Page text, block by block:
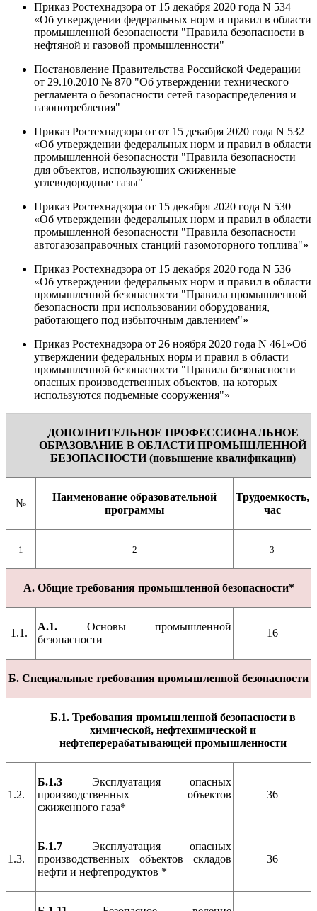
Приказ Ростехнадзора от 15 декабря 2020 года N 534
«Об утверждении федеральных норм и правил в области
промышленной безопасности "Правила безопасности в
нефтяной и газовой промышленности"
Постановление Правительства Российской Федерации
от 29.10.2010 № 870 "Об утверждении технического
регламента о безопасности сетей газораспределения и
газопотребления"
Приказ Ростехнадзора от от 15 декабря 2020 года N 532
«Об утверждении федеральных норм и правил в области
промышленной безопасности "Правила безопасности
для объектов, использующих сжиженные
углеводородные газы"
Приказ Ростехнадзора от 15 декабря 2020 года N 530
«Об утверждении федеральных норм и правил в области
промышленной безопасности "Правила безопасности
автогазозаправочных станций газомоторного топлива"»
Приказ Ростехнадзора от 15 декабря 2020 года N 536
«Об утверждении федеральных норм и правил в области
промышленной безопасности "Правила промышленной
безопасности при использовании оборудования,
работающего под избыточным давлением"»
Приказ Ростехнадзора от 26 ноября 2020 года N 461»Об
утверждении федеральных норм и правил в области
промышленной безопасности "Правила безопасности
опасных производственных объектов, на которых
используются подъемные сооружения"»
ДОПОЛНИТЕЛЬНОЕ ПРОФЕССИОНАЛЬНОЕ
ОБРАЗОВАНИЕ В ОБЛАСТИ ПРОМЫШЛЕННОЙ
БЕЗОПАСНОСТИ (повышение квалификации)
№
Наименование образовательной
программы
Трудоемкость,
час
1 2 3
А. Общие требования промышленной безопасности*
1.1.
А.1. Основы промышленной
безопасности
16
Б. Специальные требования промышленной безопасности
Б.1. Требования промышленной безопасности в
химической, нефтехимической и
нефтеперерабатывающей промышленности
1.2.
Б.1.3 Эксплуатация опасных
производственных объектов
сжиженного газа*
36
1.3.
Б.1.7 Эксплуатация опасных
производственных объектов складов
нефти и нефтепродуктов *
36